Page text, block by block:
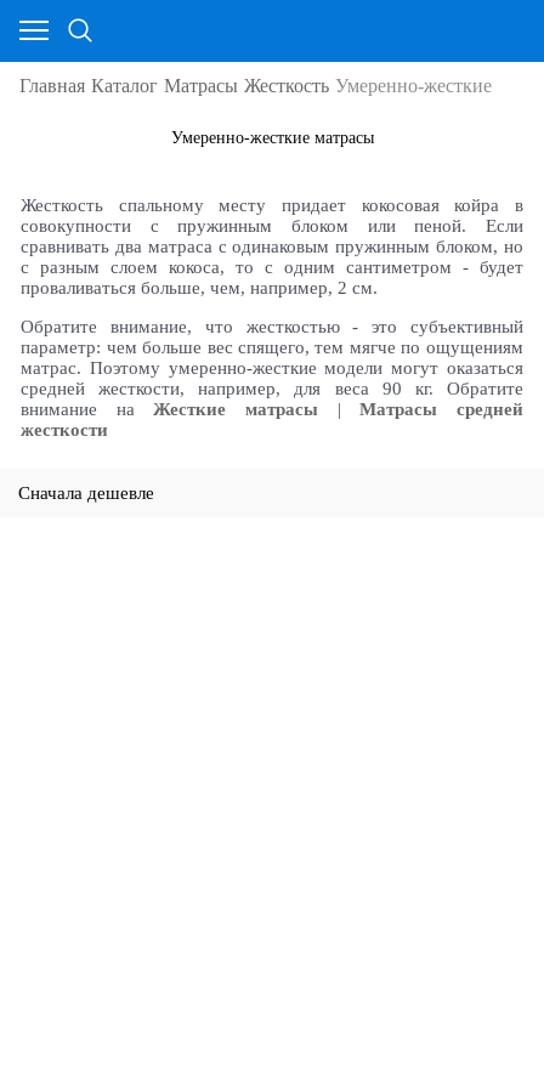
Главная Каталог Матрасы Жесткость Умеренно-жесткие
Умеренно-жесткие матрасы
Жесткость спальному месту придает кокосовая койра в
совокупности с пружинным блоком или пеной. Если
сравнивать два матраса с одинаковым пружинным блоком, но
с разным слоем кокоса, то с одним сантиметром - будет
проваливаться больше, чем, например, 2 см.
Обратите внимание, что жесткостью - это субъективный
параметр: чем больше вес спящего, тем мягче по ощущениям
матрас. Поэтому умеренно-жесткие модели могут оказаться
средней жесткости, например, для веса 90 кг. Обратите
внимание наЖесткие матрасы |Матрасы средней
жесткости
Сначала дешевле